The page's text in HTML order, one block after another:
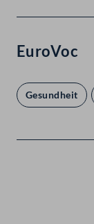
EuroVoc
Gesundheit